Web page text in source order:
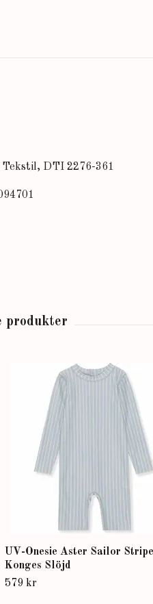
DTI 2276-361
UV-Onesie Aster Sailor
Konges Slöjd
579 kr